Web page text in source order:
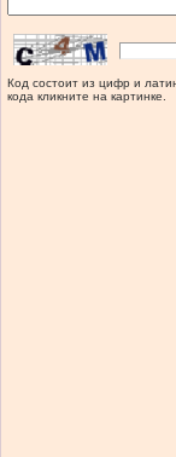
Код состоит из цифр и
кода кликните на картинке.